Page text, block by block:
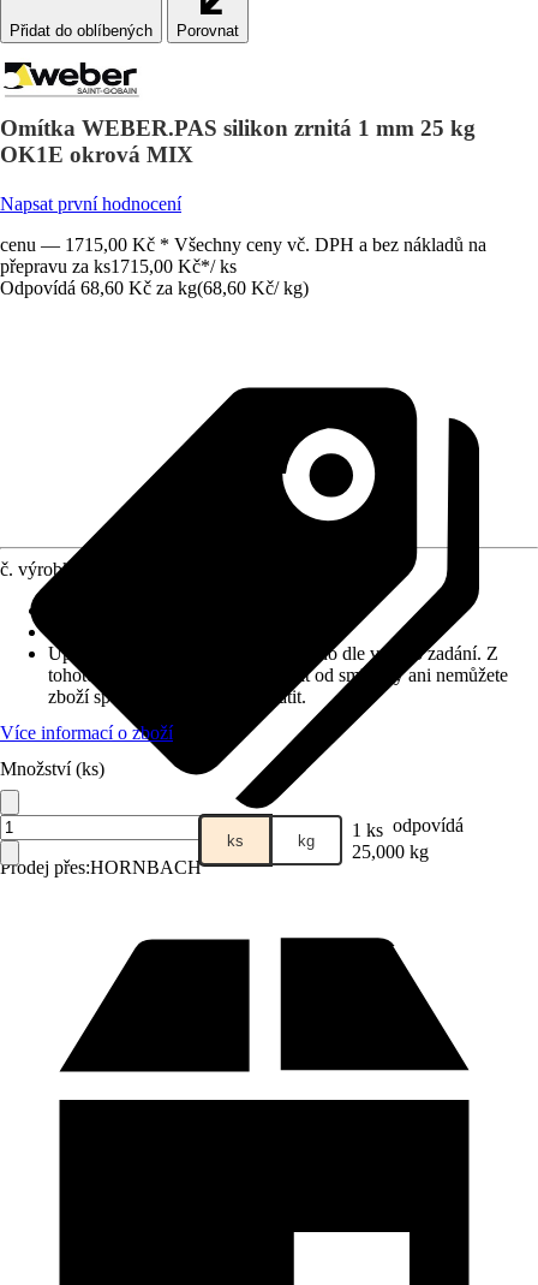
Porovnat
Omítka WEBER.PAS silikon zrnitá 1 mm 25 kg
OK1E okrová MIX
Napsat první hodnocení
cenu — 1715,00 Kč * Všechny ceny vč. DPH a bez nákladů na
přepravu za ks1715,00 Kč*/ ks
Odpovídá 68,60 Kč za kg(68,60 Kč/ kg)
Prodej přes:HORNBACH
č. výrobku
Upozornění: toto zboží bylo vyrobeno dle vašeho zadání. Z
tohoto důvodu nemůžete odstoupit od smlouvy ani nemůžete
zboží společnosti Hornbach vrátit.
Více informací o zboží
Množství (ks)
ks kg 1 ks odpovídá
25,000 kg